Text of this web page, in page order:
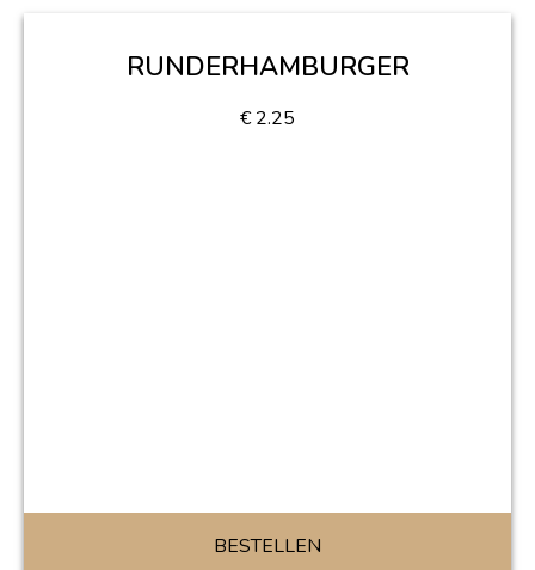
RUNDERHAMBURGER
€ 2.25
BESTELLEN